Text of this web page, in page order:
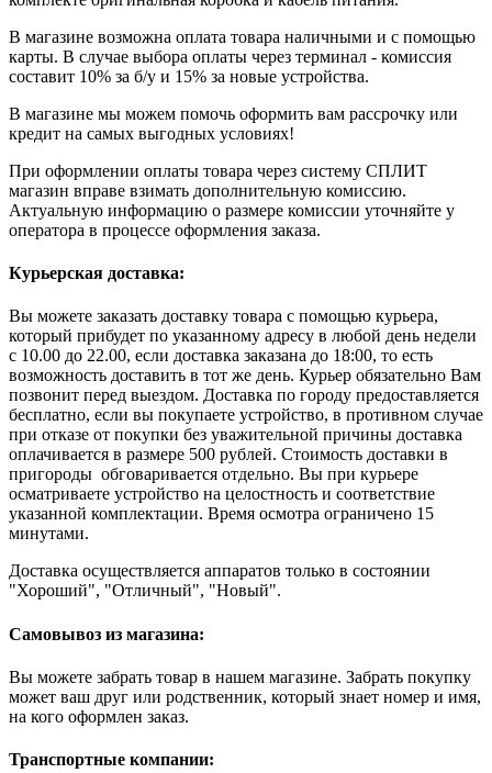
В магазине возможна оплата товара наличными и с помощью
карты. В случае выбора оплаты через терминал - комиссия
составит 10% за б/у и 15% за новые устройства.
В магазине мы можем помочь оформить вам рассрочку или
кредит на самых выгодных условиях!
При оформлении оплаты товара через систему СПЛИТ
магазин вправе взимать дополнительную комиссию.
Актуальную информацию о размере комиссии уточняйте у
оператора в процессе оформления заказа.
Курьерская доставка:
Вы можете заказать доставку товара с помощью курьера,
который прибудет по указанному адресу в любой день недели
с 10.00 до 22.00, если доставка заказана до 18:00, то есть
возможность доставить в тот же день. Курьер обязательно Вам
позвонит перед выездом. Доставка по городу предоставляется
бесплатно, если вы покупаете устройство, в противном случае
при отказе от покупки без уважительной причины доставка
оплачивается в размере 500 рублей. Стоимость доставки в
пригороды обговаривается отдельно. Вы при курьере
осматриваете устройство на целостность и соответствие
указанной комплектации. Время осмотра ограничено 15
минутами.
Доставка осуществляется аппаратов только в состоянии
"Хороший", "Отличный", "Новый".
Самовывоз из магазина:
Вы можете забрать товар в нашем магазине. Забрать покупку
может ваш друг или родственник, который знает номер и имя,
на кого оформлен заказ.
Транспортные компании: